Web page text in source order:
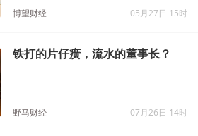
博望财经 05月27日 15时
铁打的片仔癀，流水的董事长？
野马财经 07月26日 14时